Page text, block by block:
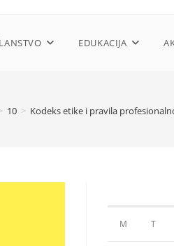
EDUKACIJA
10 > Kodeks etike i pravila
M T